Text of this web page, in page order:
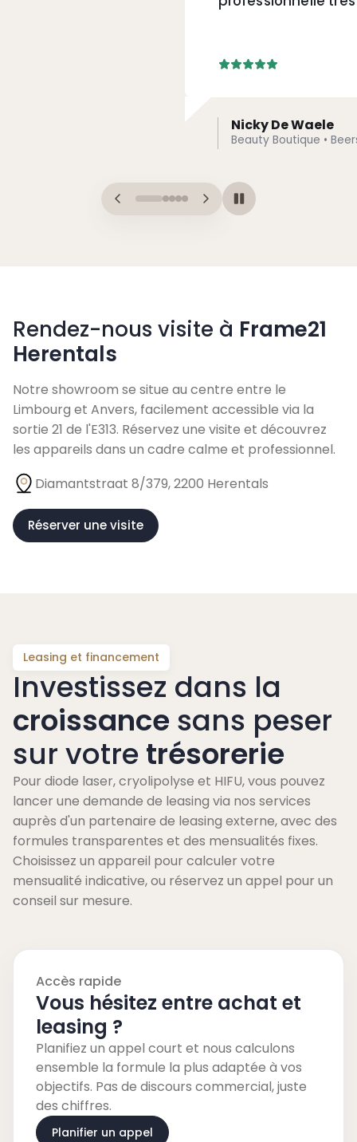
Nicky De Waele
Beauty Boutique •
Rendez-nous visite à Frame21
Herentals
Notre showroom se situe au centre entre le
Limbourg et Anvers, facilement accessible via la
sortie 21 de l'E313. Réservez une visite et découvrez
les appareils dans un cadre calme et professionnel.
Diamantstraat 8/379, 2200 Herentals
Réserver une visite
Leasing et financement
Investissez dans la
croissance sans peser
sur votretrésorerie
Pour diode laser, cryolipolyse et HIFU, vous pouvez
lancer une demande de leasing via nos services
auprès d'un partenaire de leasing externe, avec des
formules transparentes et des mensualités fixes.
Choisissez un appareil pour calculer votre
mensualité indicative, ou réservez un appel pour un
conseil sur mesure.
Accès rapide
Vous hésitez entre achat et
leasing ?
Planifiez un appel court et nous calculons
ensemble la formule la plus adaptée à vos
objectifs. Pas de discours commercial, juste
des chiffres.
Planifier un appel